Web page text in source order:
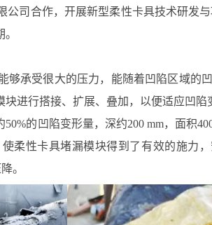
司合作，开展新型柔性卡具技术研发
承受很大的压力，能随着凹陷区域的
进行搭接、扩展、叠加，以便适应凹陷
的凹陷变形量，深约200 mm，面积
柔性卡具堵漏模块得到了有效的施力
。